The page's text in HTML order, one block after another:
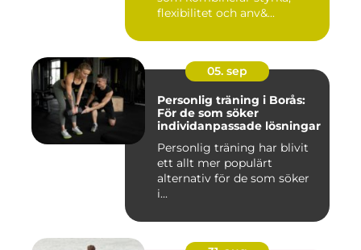
flexibilitet och anv&...
05. sep
Personlig träning i Borås:
För de som söker
individanpassade lösningar
Personlig träning har blivit
ett allt mer populärt
alternativ för de som söker
i...